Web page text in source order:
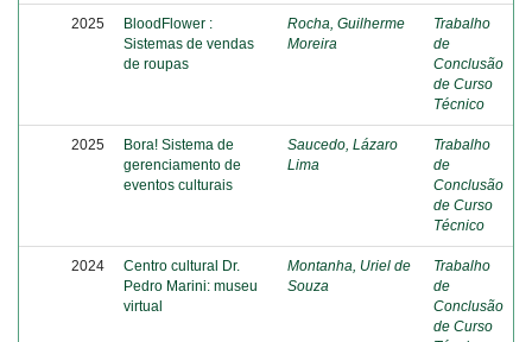
2025
BloodFlower :
Sistemas de vendas
de roupas
Rocha, Guilherme
Moreira
Trabalho
de
Conclusão
de Curso
Técnico
2025
Bora! Sistema de
gerenciamento de
eventos culturais
Saucedo, Lázaro
Lima
Trabalho
de
Conclusão
de Curso
Técnico
2024
Centro cultural Dr.
Pedro Marini: museu
virtual
Montanha, Uriel de
Souza
Trabalho
de
Conclusão
de Curso